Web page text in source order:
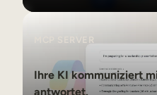
MCP SERVER
Ihre KI kommuniziert
antwortet.